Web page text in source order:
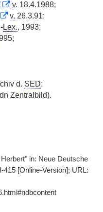
v. 18.4.1988;
v. 26.3.91;
Lex., 1993;
d. SED;
Zentralbild).
in: Neue Deutsche
415 [Online-Version]; URL: